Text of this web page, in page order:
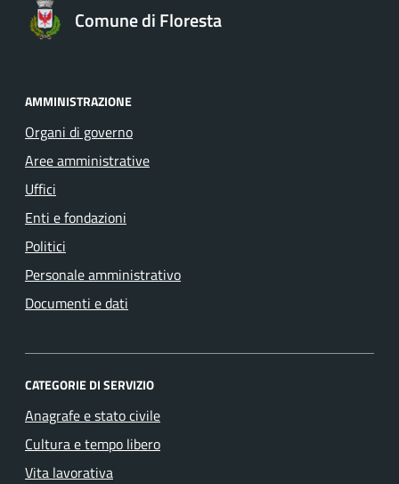
Comune di Floresta
AMMINISTRAZIONE
Organi di governo
Aree amministrative
Uffici
Enti e fondazioni
Politici
Personale amministrativo
Documenti e dati
CATEGORIE DI SERVIZIO
Anagrafe e stato civile
Cultura e tempo libero
Vita lavorativa